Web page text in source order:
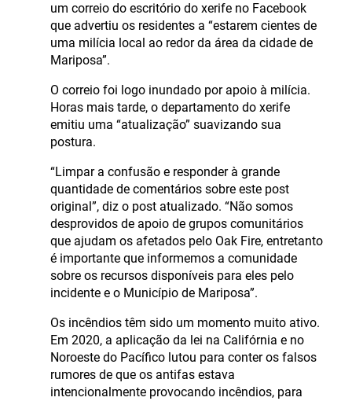
um correio do escritório do xerife no Facebook
que advertiu os residentes a “estarem cientes de
uma milícia local ao redor da área da cidade de
Mariposa”.
O correio foi logo inundado por apoio à milícia.
Horas mais tarde, o departamento do xerife
emitiu uma “atualização” suavizando sua
postura.
“Limpar a confusão e responder à grande
quantidade de comentários sobre este post
original”, diz o post atualizado. “Não somos
desprovidos de apoio de grupos comunitários
que ajudam os afetados pelo Oak Fire, entretanto
é importante que informemos a comunidade
sobre os recursos disponíveis para eles pelo
incidente e o Município de Mariposa”.
Os incêndios têm sido um momento muito ativo.
Em 2020, a aplicação da lei na Califórnia e no
Noroeste do Pacífico lutou para conter os falsos
rumores de que os antifas estava
intencionalmente provocando incêndios, para